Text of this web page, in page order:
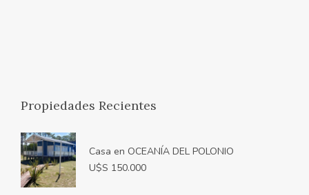
Propiedades Recientes
Casa en OCEANÍA DEL POLONIO
U$S 150.000